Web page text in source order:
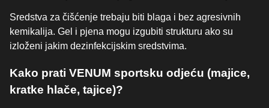
Sredstva za čišćenje trebaju biti blaga i bez agresivnih
kemikalija. Gel i pjena mogu izgubiti strukturu ako su
izloženi jakim dezinfekcijskim sredstvima.
Kako prati VENUM sportsku odjeću (majice,
kratke hlače, tajice)?